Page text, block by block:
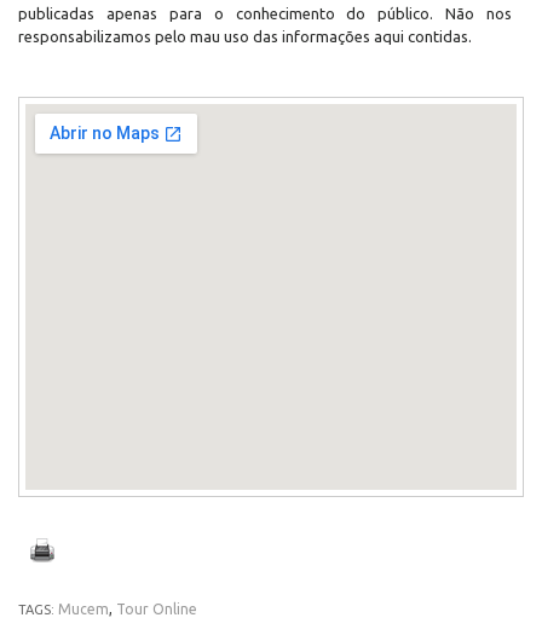
publicadas apenas para o conhecimento do público. Não nos
responsabilizamos pelo mau uso das informações aqui contidas.
TAGS: Mucem, Tour Online